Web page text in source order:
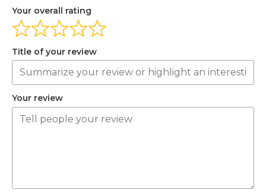
Your overall rating
Title of your review
Your review